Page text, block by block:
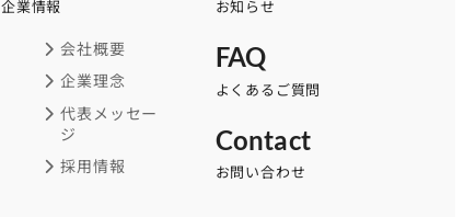
企業情報
会社概要
企業理念
代表メッセー
ジ
採用情報
お知らせ
FAQ
よくあるご質問
Contact
お問い合わせ